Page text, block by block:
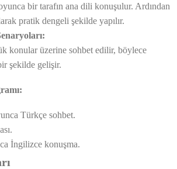
bir tarafın ana dili konuşulur. Ardından
pratik dengeli şekilde yapılır.
konular üzerine sohbet edilir, böylece
şekilde gelişir.
Türkçe sohbet.
İngilizce konuşma.